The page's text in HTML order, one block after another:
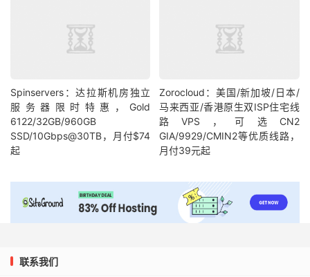
Spinservers：达拉斯机房独立
服务器限时特惠，Gold
6122/32GB/960GB
SSD/10Gbps@30TB，月付$74
起
Zorocloud：美国/新加坡/日本/
马来西亚/香港原生双ISP住宅线
路VPS，可选CN2
GIA/9929/CMIN2等优质线路，
月付39元起
联系我们